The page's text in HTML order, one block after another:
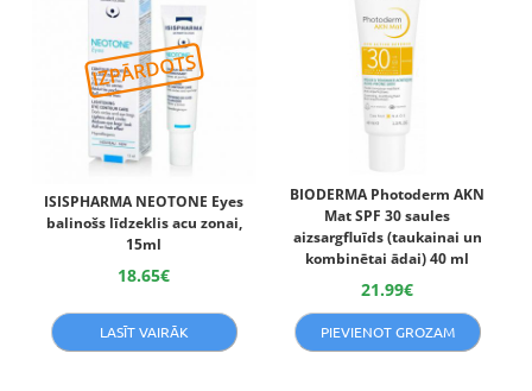
ISISPHARMA NEOTONE Eyes
balinošs līdzeklis acu zonai,
15ml
18.65€
LASĪT VAIRĀK
BIODERMA Photoderm AKN
Mat SPF 30 saules
aizsargfluīds (taukainai un
kombinētai ādai) 40 ml
21.99€
PIEVIENOT GROZAM